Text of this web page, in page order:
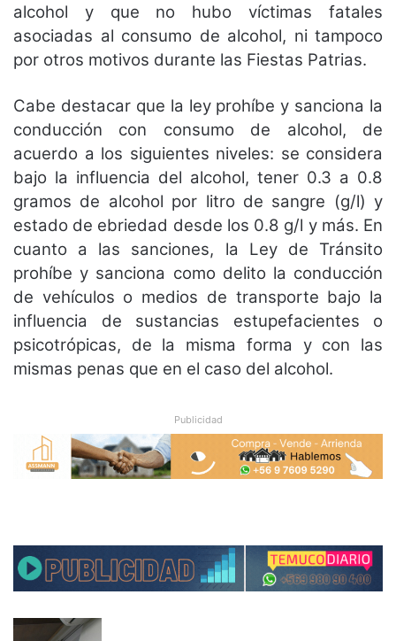
alcohol y que no hubo víctimas fatales
asociadas al consumo de alcohol, ni tampoco
por otros motivos durante las Fiestas Patrias.
Cabe destacar que la ley prohíbe y sanciona la
conducción con consumo de alcohol, de
acuerdo a los siguientes niveles: se considera
bajo la influencia del alcohol, tener 0.3 a 0.8
gramos de alcohol por litro de sangre (g/l) y
estado de ebriedad desde los 0.8 g/l y más. En
cuanto a las sanciones, la Ley de Tránsito
prohíbe y sanciona como delito la conducción
de vehículos o medios de transporte bajo la
influencia de sustancias estupefacientes o
psicotrópicas, de la misma forma y con las
mismas penas que en el caso del alcohol.
Publicidad